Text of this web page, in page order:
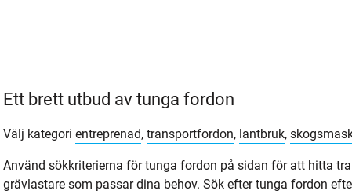
Ett brett utbud av tunga fordon
Välj kategori entreprenad, transportfordon, lantbruk,
Använd sökkriterierna för tunga fordon på sidan för att hitta
grävlastare som passar dina behov. Sök efter tunga fordon